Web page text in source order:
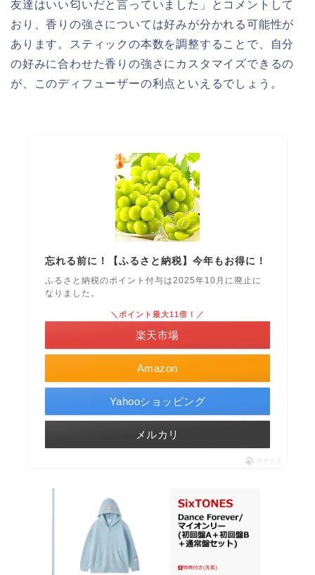
友達はいい匂いだと言っていました」とコメントして
おり、香りの強さについては好みが分かれる可能性が
あります。スティックの本数を調整することで、自分
の好みに合わせた香りの強さにカスタマイズできるの
が、このディフューザーの利点といえるでしょう。
忘れる前に！【ふるさと納税】今年もお得に！
ふるさと納税のポイント付与は2025年10月に廃止に
なりました。
Amazon
＼ポイント最大11倍！／
楽天市場
Yahooショッピング
メルカリ
ポチップ